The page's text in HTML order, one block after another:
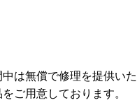
は無償で修理を提供い
ご用意しております。